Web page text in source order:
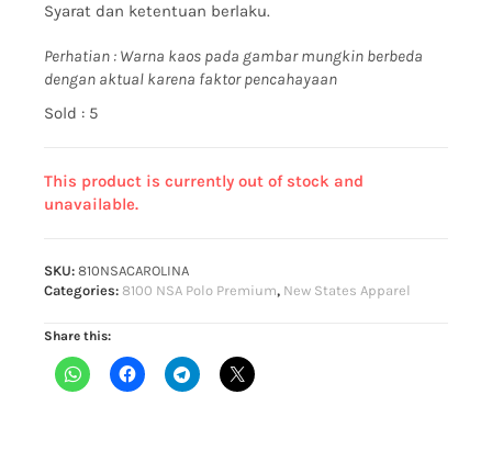
Syarat dan ketentuan berlaku.
Perhatian : Warna kaos pada gambar mungkin berbeda
dengan aktual karena faktor pencahayaan
Sold : 5
This product is currently out of stock and
unavailable.
SKU:810NSACAROLINA
Categories: 8100 NSA Polo Premium, New States Apparel
Share this: